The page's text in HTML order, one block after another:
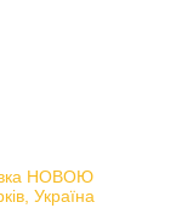
НОВОЮ
Україна